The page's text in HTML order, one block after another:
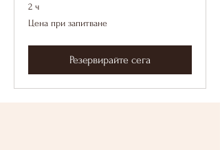
2 ч
Цена
при
Цена при запитване
Резервирайте сега